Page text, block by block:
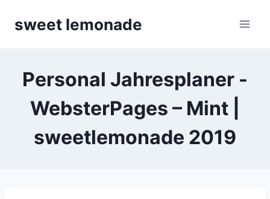
sweet lemonade
Personal Jahresplaner -
WebsterPages – Mint |
sweetlemonade 2019